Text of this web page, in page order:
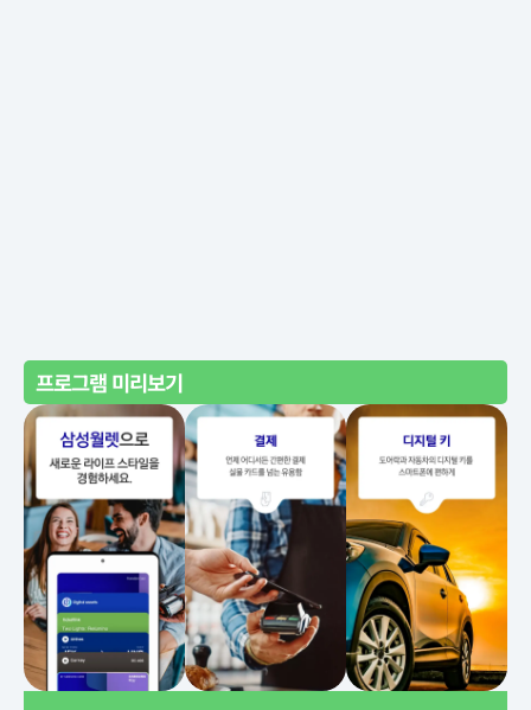
프로그램 미리보기